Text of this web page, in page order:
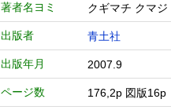
著者名ヨミ クギマチ クマジ
出版者 青土社
出版年月 2007.9
ページ数 176,2p 図版16p